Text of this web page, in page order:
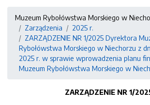
Muzeum Rybołówstwa Morskiego w
Zarządzenia
2025 r.
ZARZĄDZENIE NR 1/2025 Dyrektora
Rybołówstwa Morskiego w Niechorzu z
2025 r. w sprawie wprowadzenia planu
Muzeum Rybołówstwa Morskiego w
ZARZĄDZENIE NR 1/